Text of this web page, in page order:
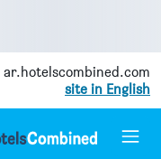
ar.hotelscombined.com
site in English